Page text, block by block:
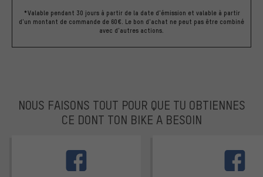
*Valable pendant 30 jours à partir de la date d'émission et valable à partir
d'un montant de commande de 60€. Le bon d'achat ne peut pas être combiné
avec d'autres actions.
NOUS FAISONS TOUT POUR QUE TU OBTIENNES
CE DONT TON BIKE A BESOIN